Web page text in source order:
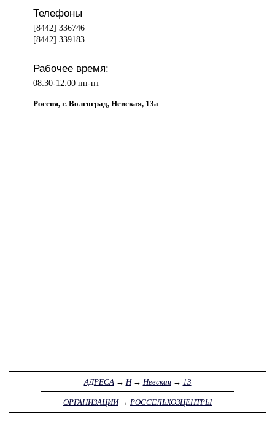
Телефоны
[8442] 336746
[8442] 339183
Рабочее время:
08:30-12:00 пн-пт
Россия, г. Волгоград, Невская, 13а
АДРЕСА → Н→ Невская→ 13
ОРГАНИЗАЦИИ→ РОССЕЛЬХОЗЦЕНТРЫ